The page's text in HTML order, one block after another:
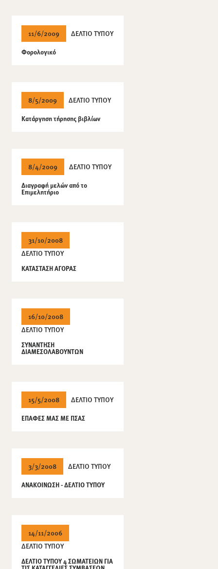
11/6/2009 ΔΕΛΤΙΟ ΤΥΠΟΥ
Φορολογικό
8/5/2009 ΔΕΛΤΙΟ ΤΥΠΟΥ
Κατάργηση τήρησης βιβλίων
8/4/2009 ΔΕΛΤΙΟ ΤΥΠΟΥ
Διαγραφή μελών από το
Επιμελητήριο
31/10/2008
ΔΕΛΤΙΟ ΤΥΠΟΥ
ΚΑΤΑΣΤΑΣΗ ΑΓΟΡΑΣ
16/10/2008
ΔΕΛΤΙΟ ΤΥΠΟΥ
ΣΥΝΑΝΤΗΣΗ
ΔΙΑΜΕΣΟΛΑΒΟΥΝΤΩΝ
15/5/2008 ΔΕΛΤΙΟ ΤΥΠΟΥ
ΕΠΑΦΕΣ ΜΑΣ ΜΕ ΠΣΑΣ
3/3/2008 ΔΕΛΤΙΟ ΤΥΠΟΥ
ΑΝΑΚΟΙΝΩΣΗ - ΔΕΛΤΙΟ ΤΥΠΟΥ
14/11/2006
ΔΕΛΤΙΟ ΤΥΠΟΥ
ΔΕΛΤΙΟ ΤΥΠΟΥ 4 ΣΩΜΑΤΕΙΩΝ ΓΙΑ